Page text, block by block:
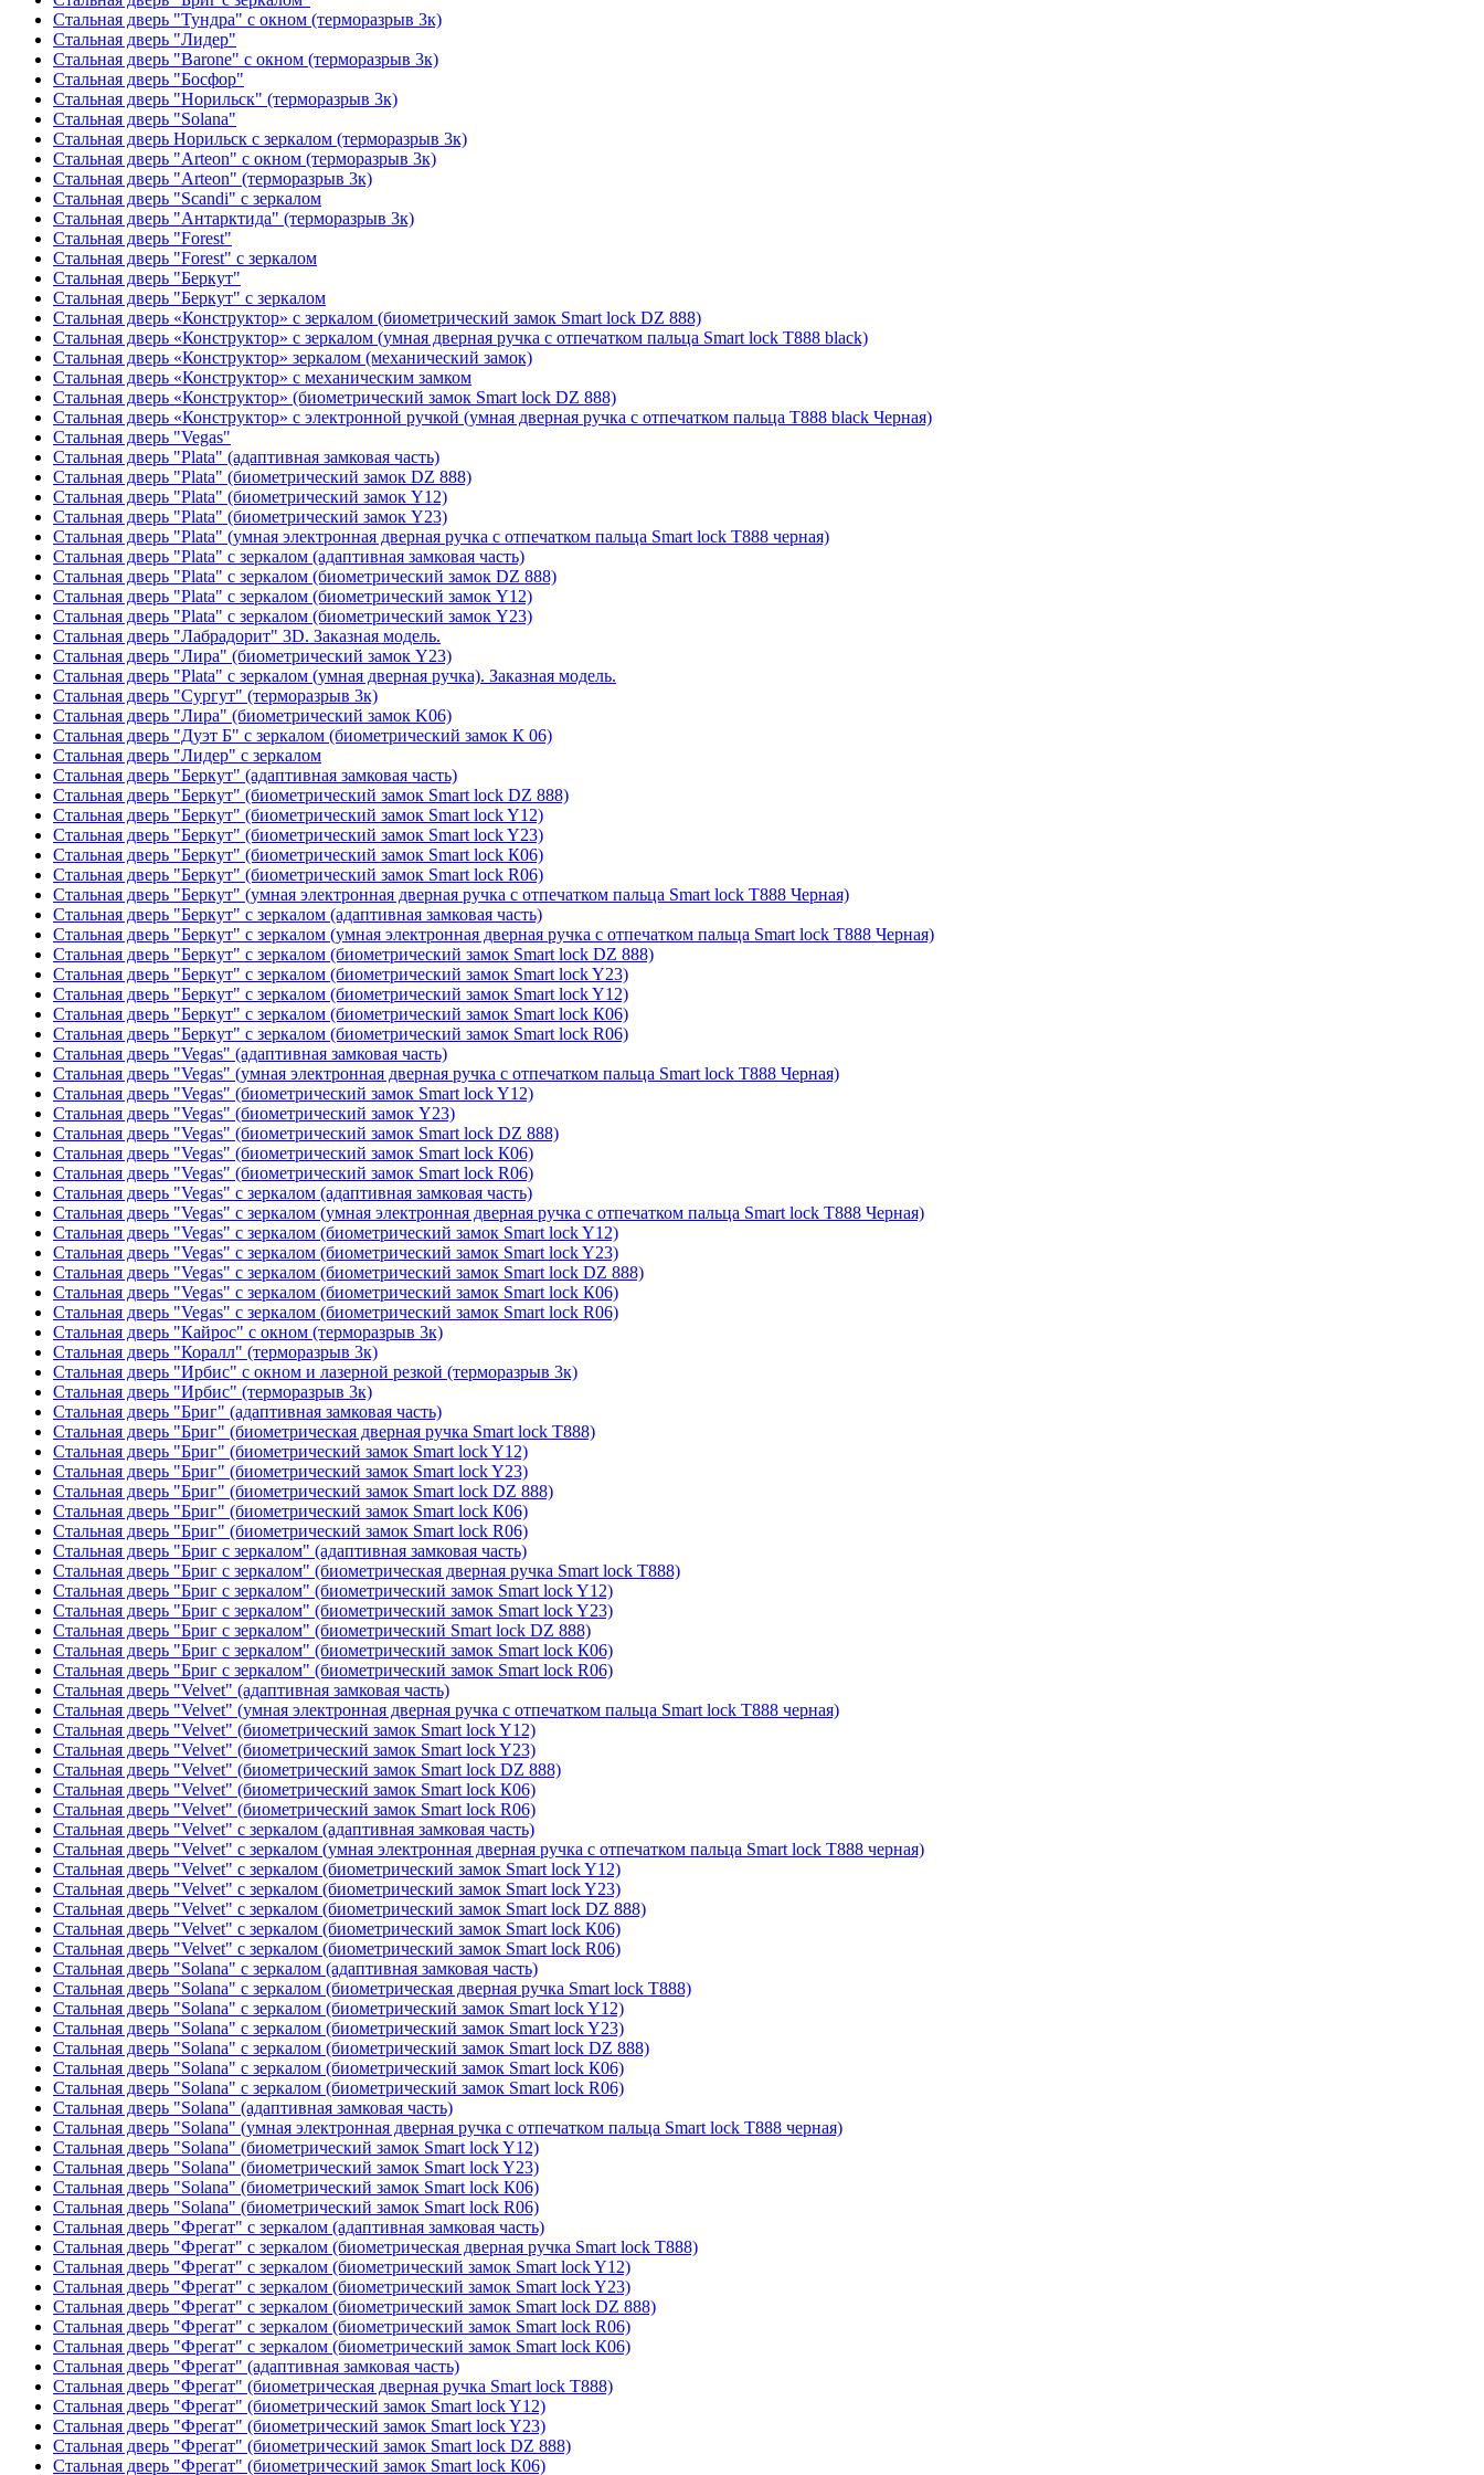
Стальная дверь "Тундра" с окном (терморазрыв 3к)
Стальная дверь "Лидер"
Стальная дверь "Barone" с окном (терморазрыв 3к)
Стальная дверь "Босфор"
Стальная дверь "Норильск" (терморазрыв 3к)
Стальная дверь "Solana"
Стальная дверь Норильск с зеркалом (терморазрыв 3к)
Стальная дверь "Arteon" с окном (терморазрыв 3к)
Стальная дверь "Arteon" (терморазрыв 3к)
Стальная дверь "Scandi" с зеркалом
Стальная дверь "Антарктида" (терморазрыв 3к)
Стальная дверь "Forest"
Стальная дверь "Forest" с зеркалом
Стальная дверь "Беркут"
Стальная дверь "Беркут" с зеркалом
Стальная дверь «Конструктор» с зеркалом (биометрический замок Smart lock DZ 888)
Стальная дверь «Конструктор» с зеркалом (умная дверная ручка с отпечатком пальца Smart lock T888 black)
Стальная дверь «Конструктор» зеркалом (механический замок)
Стальная дверь «Конструктор» с механическим замком
Стальная дверь «Конструктор» (биометрический замок Smart lock DZ 888)
Стальная дверь «Конструктор» с электронной ручкой (умная дверная ручка с отпечатком пальца T888 black Черная)
Стальная дверь "Vegas"
Стальная дверь "Plata" (адаптивная замковая часть)
Стальная дверь "Plata" (биометрический замок DZ 888)
Стальная дверь "Plata" (биометрический замок Y12)
Стальная дверь "Plata" (биометрический замок Y23)
Стальная дверь "Plata" (умная электронная дверная ручка с отпечатком пальца Smart lock T888 черная)
Стальная дверь "Plata" с зеркалом (адаптивная замковая часть)
Стальная дверь "Plata" с зеркалом (биометрический замок DZ 888)
Стальная дверь "Plata" с зеркалом (биометрический замок Y12)
Стальная дверь "Plata" с зеркалом (биометрический замок Y23)
Стальная дверь "Лабрадорит" 3D. Заказная модель.
Стальная дверь "Лира" (биометрический замок Y23)
Стальная дверь "Plata" с зеркалом (умная дверная ручка). Заказная модель.
Стальная дверь "Сургут" (терморазрыв 3к)
Стальная дверь "Лира" (биометрический замок K06)
Стальная дверь "Дуэт Б" с зеркалом (биометрический замок К 06)
Стальная дверь "Лидер" с зеркалом
Стальная дверь "Беркут" (адаптивная замковая часть)
Стальная дверь "Беркут" (биометрический замок Smart lock DZ 888)
Стальная дверь "Беркут" (биометрический замок Smart lock Y12)
Стальная дверь "Беркут" (биометрический замок Smart lock Y23)
Стальная дверь "Беркут" (биометрический замок Smart lock К06)
Стальная дверь "Беркут" (биометрический замок Smart lock R06)
Стальная дверь "Беркут" (умная электронная дверная ручка с отпечатком пальца Smart lock T888 Черная)
Стальная дверь "Беркут" с зеркалом (адаптивная замковая часть)
Стальная дверь "Беркут" с зеркалом (умная электронная дверная ручка с отпечатком пальца Smart lock T888 Черная)
Стальная дверь "Беркут" с зеркалом (биометрический замок Smart lock DZ 888)
Стальная дверь "Беркут" с зеркалом (биометрический замок Smart lock Y23)
Стальная дверь "Беркут" с зеркалом (биометрический замок Smart lock Y12)
Стальная дверь "Беркут" с зеркалом (биометрический замок Smart lock К06)
Стальная дверь "Беркут" с зеркалом (биометрический замок Smart lock R06)
Стальная дверь "Vegas" (адаптивная замковая часть)
Стальная дверь "Vegas" (умная электронная дверная ручка с отпечатком пальца Smart lock T888 Черная)
Стальная дверь "Vegas" (биометрический замок Smart lock Y12)
Стальная дверь "Vegas" (биометрический замок Y23)
Стальная дверь "Vegas" (биометрический замок Smart lock DZ 888)
Стальная дверь "Vegas" (биометрический замок Smart lock К06)
Стальная дверь "Vegas" (биометрический замок Smart lock R06)
Стальная дверь "Vegas" с зеркалом (адаптивная замковая часть)
Стальная дверь "Vegas" с зеркалом (умная электронная дверная ручка с отпечатком пальца Smart lock T888 Черная)
Стальная дверь "Vegas" с зеркалом (биометрический замок Smart lock Y12)
Стальная дверь "Vegas" с зеркалом (биометрический замок Smart lock Y23)
Стальная дверь "Vegas" с зеркалом (биометрический замок Smart lock DZ 888)
Стальная дверь "Vegas" с зеркалом (биометрический замок Smart lock К06)
Стальная дверь "Vegas" с зеркалом (биометрический замок Smart lock R06)
Стальная дверь "Кайрос" с окном (терморазрыв 3к)
Стальная дверь "Коралл" (терморазрыв 3к)
Стальная дверь "Ирбис" с окном и лазерной резкой (терморазрыв 3к)
Стальная дверь "Ирбис" (терморазрыв 3к)
Стальная дверь "Бриг" (адаптивная замковая часть)
Стальная дверь "Бриг" (биометрическая дверная ручка Smart lock T888)
Стальная дверь "Бриг" (биометрический замок Smart lock Y12)
Стальная дверь "Бриг" (биометрический замок Smart lock Y23)
Стальная дверь "Бриг" (биометрический замок Smart lock DZ 888)
Стальная дверь "Бриг" (биометрический замок Smart lock К06)
Стальная дверь "Бриг" (биометрический замок Smart lock R06)
Стальная дверь "Бриг с зеркалом" (адаптивная замковая часть)
Стальная дверь "Бриг с зеркалом" (биометрическая дверная ручка Smart lock T888)
Стальная дверь "Бриг с зеркалом" (биометрический замок Smart lock Y12)
Стальная дверь "Бриг с зеркалом" (биометрический замок Smart lock Y23)
Стальная дверь "Бриг с зеркалом" (биометрический Smart lock DZ 888)
Стальная дверь "Бриг с зеркалом" (биометрический замок Smart lock К06)
Стальная дверь "Бриг с зеркалом" (биометрический замок Smart lock R06)
Стальная дверь "Velvet" (адаптивная замковая часть)
Стальная дверь "Velvet" (умная электронная дверная ручка с отпечатком пальца Smart lock T888 черная)
Стальная дверь "Velvet" (биометрический замок Smart lock Y12)
Стальная дверь "Velvet" (биометрический замок Smart lock Y23)
Стальная дверь "Velvet" (биометрический замок Smart lock DZ 888)
Стальная дверь "Velvet" (биометрический замок Smart lock К06)
Стальная дверь "Velvet" (биометрический замок Smart lock R06)
Стальная дверь "Velvet" с зеркалом (адаптивная замковая часть)
Стальная дверь "Velvet" с зеркалом (умная электронная дверная ручка с отпечатком пальца Smart lock T888 черная)
Стальная дверь "Velvet" с зеркалом (биометрический замок Smart lock Y12)
Стальная дверь "Velvet" с зеркалом (биометрический замок Smart lock Y23)
Стальная дверь "Velvet" с зеркалом (биометрический замок Smart lock DZ 888)
Стальная дверь "Velvet" с зеркалом (биометрический замок Smart lock К06)
Стальная дверь "Velvet" с зеркалом (биометрический замок Smart lock R06)
Стальная дверь "Solana" с зеркалом (адаптивная замковая часть)
Стальная дверь "Solana" с зеркалом (биометрическая дверная ручка Smart lock T888)
Стальная дверь "Solana" с зеркалом (биометрический замок Smart lock Y12)
Стальная дверь "Solana" с зеркалом (биометрический замок Smart lock Y23)
Стальная дверь "Solana" с зеркалом (биометрический замок Smart lock DZ 888)
Стальная дверь "Solana" с зеркалом (биометрический замок Smart lock К06)
Стальная дверь "Solana" с зеркалом (биометрический замок Smart lock R06)
Стальная дверь "Solana" (адаптивная замковая часть)
Стальная дверь "Solana" (умная электронная дверная ручка с отпечатком пальца Smart lock T888 черная)
Стальная дверь "Solana" (биометрический замок Smart lock Y12)
Стальная дверь "Solana" (биометрический замок Smart lock Y23)
Стальная дверь "Solana" (биометрический замок Smart lock К06)
Стальная дверь "Solana" (биометрический замок Smart lock R06)
Стальная дверь "Фрегат" с зеркалом (адаптивная замковая часть)
Стальная дверь "Фрегат" с зеркалом (биометрическая дверная ручка Smart lock T888)
Стальная дверь "Фрегат" с зеркалом (биометрический замок Smart lock Y12)
Стальная дверь "Фрегат" с зеркалом (биометрический замок Smart lock Y23)
Стальная дверь "Фрегат" с зеркалом (биометрический замок Smart lock DZ 888)
Стальная дверь "Фрегат" с зеркалом (биометрический замок Smart lock R06)
Стальная дверь "Фрегат" с зеркалом (биометрический замок Smart lock К06)
Стальная дверь "Фрегат" (адаптивная замковая часть)
Стальная дверь "Фрегат" (биометрическая дверная ручка Smart lock T888)
Стальная дверь "Фрегат" (биометрический замок Smart lock Y12)
Стальная дверь "Фрегат" (биометрический замок Smart lock Y23)
Стальная дверь "Фрегат" (биометрический замок Smart lock DZ 888)
Стальная дверь "Фрегат" (биометрический замок Smart lock К06)